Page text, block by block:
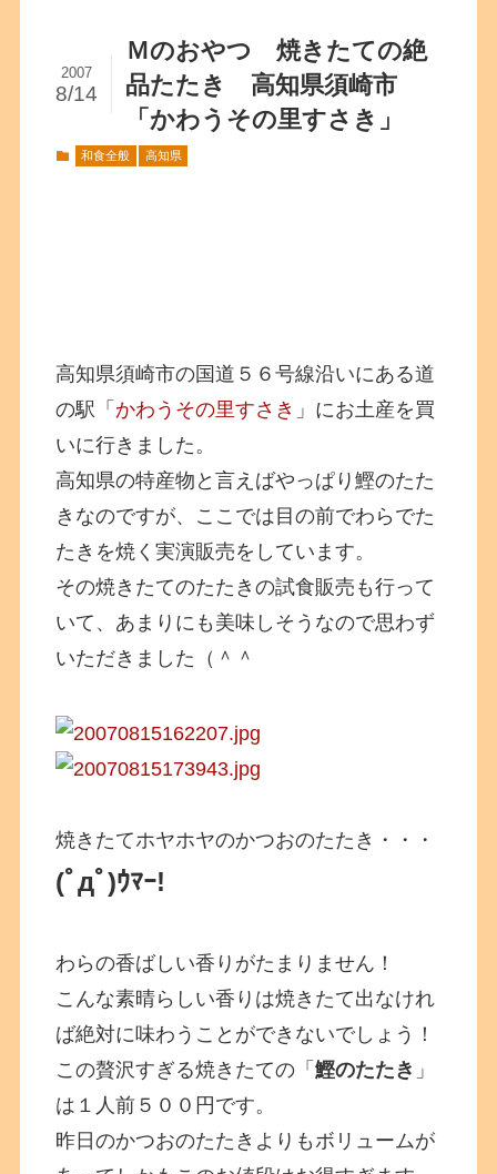
Ｍのおやつ 焼きたての絶
品たたき 高知県須崎市
「かわうその里すさき」
2007
8/14
和食全般 高知県
高知県須崎市の国道５６号線沿いにある道
の駅「かわうその里すさき 」にお土産を買
いに行きました。
高知県の特産物と言えばやっぱり鰹のたた
きなのですが、ここでは目の前でわらでた
たきを焼く実演販売をしています。
その焼きたてのたたきの試食販売も行って
いて、あまりにも美味しそうなので思わず
いただきました（＾＾
焼きたてホヤホヤのかつおのたたき・・・
(ﾟдﾟ)ｳﾏｰ!
わらの香ばしい香りがたまりません！
こんな素晴らしい香りは焼きたて出なけれ
ば絶対に味わうことができないでしょう！
この贅沢すぎる焼きたての「鰹のたたき 」
は１人前５００円です。
昨日のかつおのたたきよりもボリュームが